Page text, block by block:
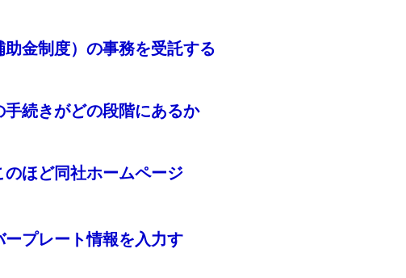
金制度）の事務を受託する
続きがどの段階にあるか
ほど同社ホームページ
プレート情報を入力す